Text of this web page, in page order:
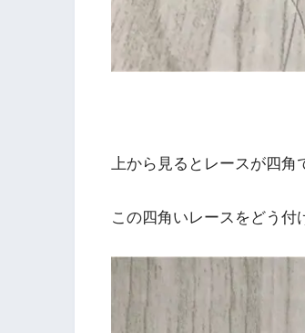
上から見るとレースが四角
この四角いレースをどう付